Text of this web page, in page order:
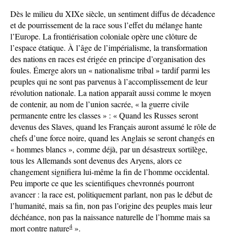
Dès le milieu du XIXe siècle, un sentiment diffus de décadence
et de pourrissement de la race sous l’effet du mélange hante
l’Europe. La frontiérisation coloniale opère une clôture de
l’espace étatique. À l’âge de l’impérialisme, la transformation
des nations en races est érigée en principe d’organisation des
foules. Émerge alors un « nationalisme tribal » tardif parmi les
peuples qui ne sont pas parvenus à l’accomplissement de leur
révolution nationale. La nation apparaît aussi comme le moyen
de contenir, au nom de l’union sacrée, « la guerre civile
permanente entre les classes » : « Quand les Russes seront
devenus des Slaves, quand les Français auront assumé le rôle de
chefs d’une force noire, quand les Anglais se seront changés en
« hommes blancs », comme déjà, par un désastreux sortilège,
tous les Allemands sont devenus des Aryens, alors ce
changement signifiera lui-même la fin de l’homme occidental.
Peu importe ce que les scientifiques chevronnés pourront
avancer : la race est, politiquement parlant, non pas le début de
l’humanité, mais sa fin, non pas l’origine des peuples mais leur
déchéance, non pas la naissance naturelle de l’homme mais sa
mort contre nature4 ».